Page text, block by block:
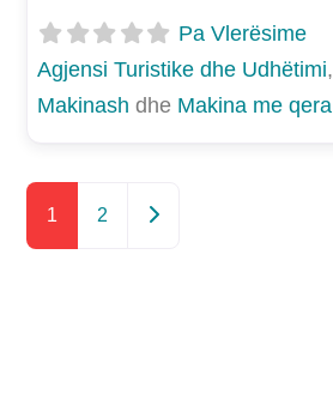
Pa Vlerësime
Agjensi Turistike dhe Udhëtimi,
Makinash dhe Makina me qera
1 2 Postimet e vjetra